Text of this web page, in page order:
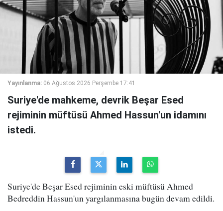
Yayınlanma: 06 Ağustos 2026 Perşembe 17:41
Suriye'de mahkeme, devrik Beşar Esed
rejiminin müftüsü Ahmed Hassun'un idamını
istedi.
Suriye'de Beşar Esed rejiminin eski müftüsü Ahmed
Bedreddin Hassun'un yargılanmasına bugün devam edildi.